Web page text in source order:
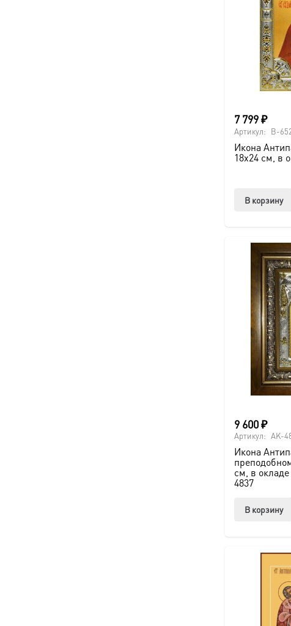
7 799₽
Артикул: B-
Икона
18х24 см, в
В корзину
9 600₽
Артикул: AK-
Икона
см, в
4837
В корзину